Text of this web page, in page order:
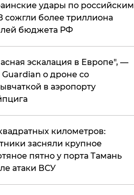
удары по российским
сожгли более триллиона
бюджета РФ
эскалация в Европе", —
Guardian о дроне со
в аэропорту
километров:
засняли крупное
пятно у порта Тамань
атаки ВСУ